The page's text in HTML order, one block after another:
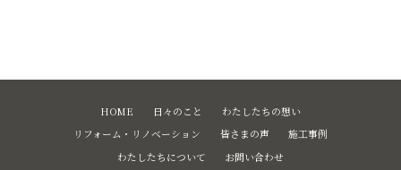
HOME 日々のこと
わたしたちの想い
リフォーム・リノベーション
皆さまの声
施工事例
わたしたちについて
お問い合わせ